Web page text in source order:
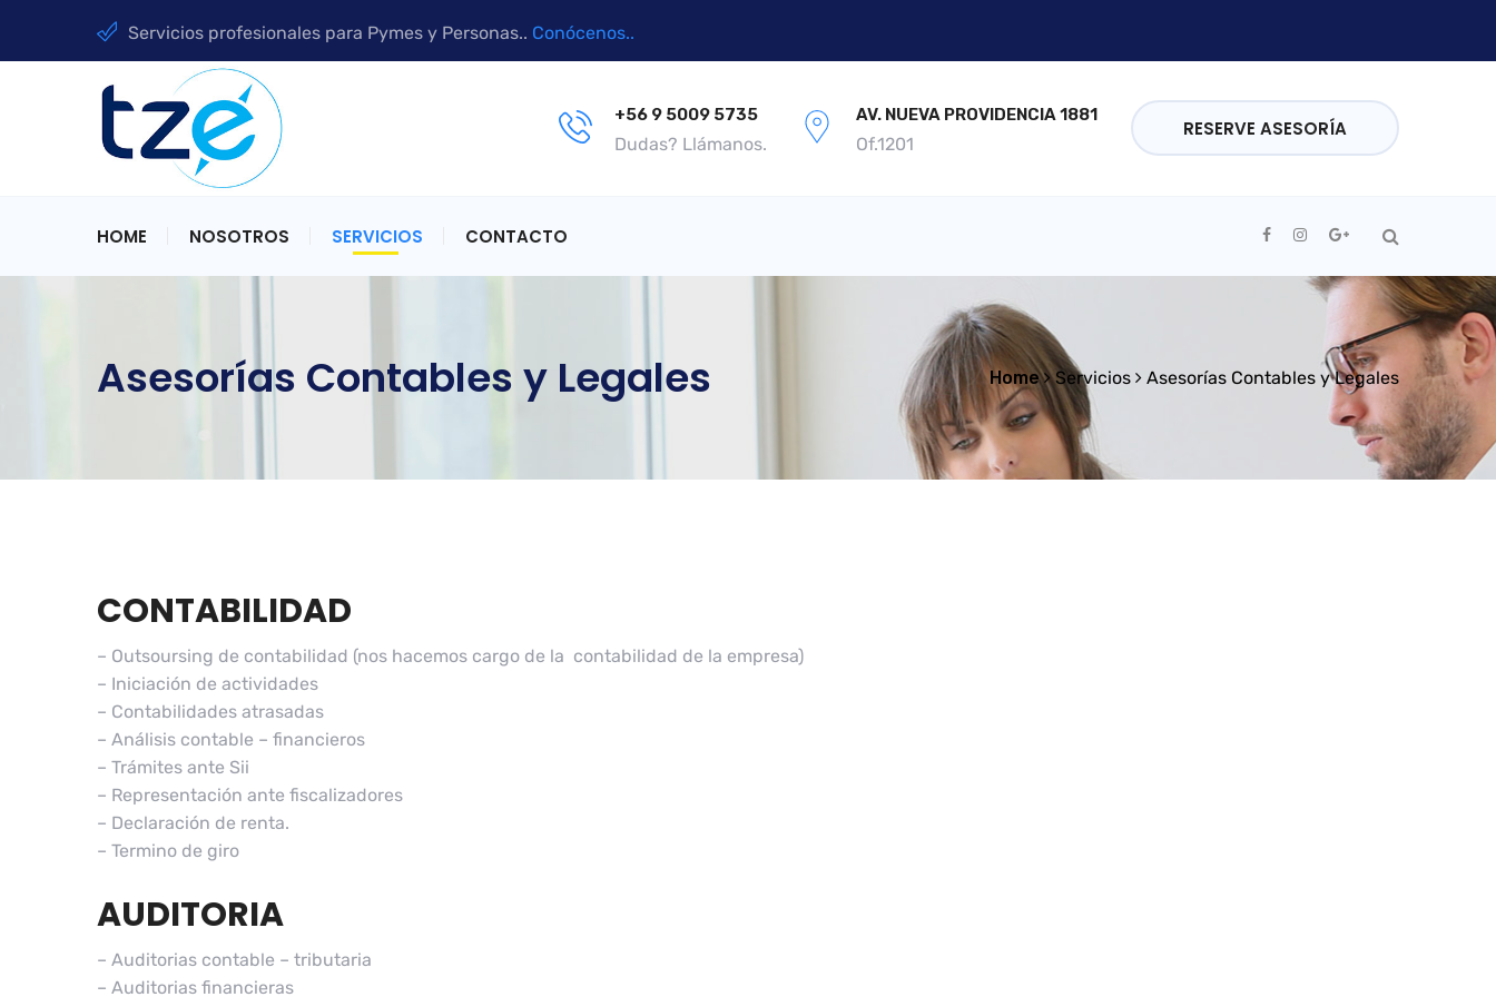
Servicios profesionales para Pymes y Personas.. Conócenos..
+56 9 5009 5735
Dudas? Llámanos.
AV. NUEVA PROVIDENCIA 1881
Of.1201
RESERVE ASESORÍA
HOME NOSOTROS SERVICIOS CONTACTO
Asesorías Contables y Legales Home Servicios Asesorías Contables y Legales
CONTABILIDAD
– Outsoursing de contabilidad (nos hacemos cargo de la contabilidad de la empresa)
– Iniciación de actividades
– Contabilidades atrasadas
– Análisis contable – financieros
– Trámites ante Sii
– Representación ante fiscalizadores
– Declaración de renta.
– Termino de giro
AUDITORIA
– Auditorias contable – tributaria
– Auditorias financieras